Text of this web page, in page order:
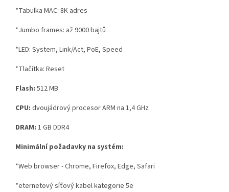
*Tabulka MAC: 8K adres
*Jumbo frames: až 9000 bajtů
*LED: System, Link/Act, PoE, Speed
*Tlačítka: Reset
Flash: 512 MB
CPU: dvoujádrový procesor ARM na 1,4 GHz
DRAM: 1 GB DDR4
Minimální požadavky na systém:
*Web browser - Chrome, Firefox, Edge, Safari
*eternetový síťový kabel kategorie 5e